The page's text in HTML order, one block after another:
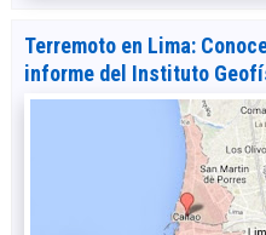
Terremoto en Lima:
informe del Instituto